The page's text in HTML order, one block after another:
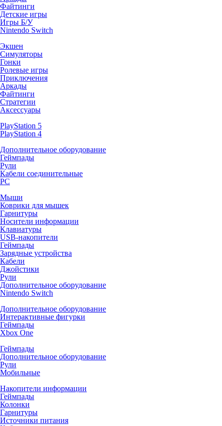
Файтинги
Детские игры
Игры Б/У
Nintendo Switch
Экшен
Симуляторы
Гонки
Ролевые игры
Приключения
Аркады
Файтинги
Стратегии
Аксессуары
PlayStation 5
PlayStation 4
Дополнительное оборудование
Геймпады
Рули
Кабели соединительные
PC
Мыши
Коврики для мышек
Гарнитуры
Носители информации
Клавиатуры
USB-накопители
Геймпады
Зарядные устройства
Кабели
Джойстики
Рули
Дополнительное оборудование
Nintendo Switch
Дополнительное оборудование
Интерактивные фигурки
Геймпады
Xbox One
Геймпады
Дополнительное оборудование
Рули
Мобильные
Накопители информации
Геймпады
Колонки
Гарнитуры
Источники питания